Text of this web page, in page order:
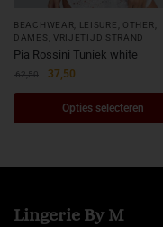
BEACHWEAR, LEISURE, OTHER
DAMES
VRIJETIJD STRAND
Pia Rossini Tuniek white
62,50 37,50
Opties selecteren
Lingerie By M